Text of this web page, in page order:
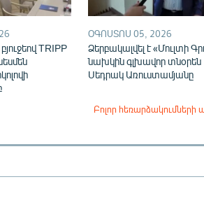
TRIPP
ՕԳՈՍՏՈՍ 05, 2026
Ձերբակալվել է «Մուլտի
նախկին գլխավոր տնօրեն
Սեդրակ Առուստամյանը
Բոլոր հեռարձակումների